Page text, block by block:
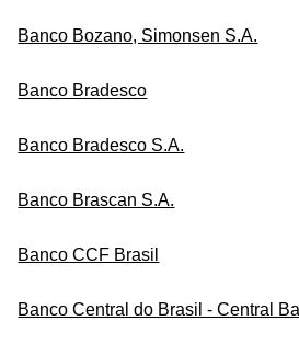
Banco Bozano, Simonsen S.A.
Banco Bradesco
Banco Bradesco S.A.
Banco Brascan S.A.
Banco CCF Brasil
Banco Central do Brasil - Central